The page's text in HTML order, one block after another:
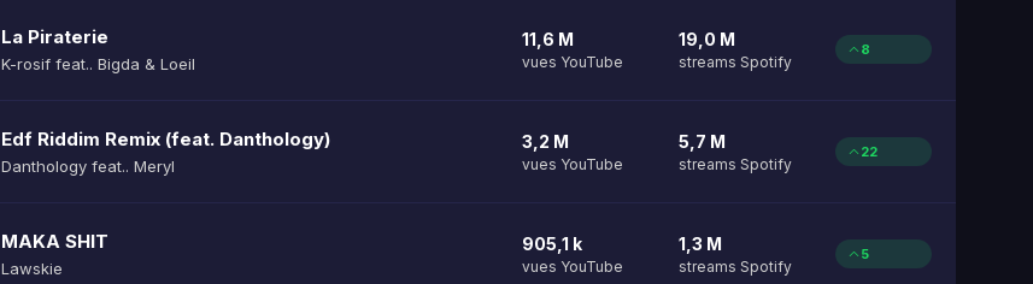
La Piraterie
K-rosif feat.. Bigda & Loeil
11,6 M
vues YouTube
19,0 M
streams Spotify
8
Edf Riddim Remix (feat. Danthology)
Danthology feat.. Meryl
3,2 M
vues YouTube
5,7 M
streams Spotify
22
MAKA SHIT
Lawskie
905,1 k
vues YouTube
1,3 M
streams Spotify
5